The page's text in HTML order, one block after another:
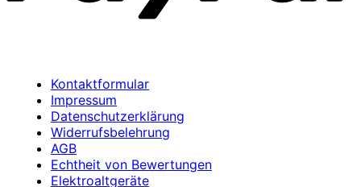
Kontaktformular
Impressum
Datenschutzerklärung
Widerrufsbelehrung
AGB
Echtheit von Bewertungen
Elektroaltgeräte